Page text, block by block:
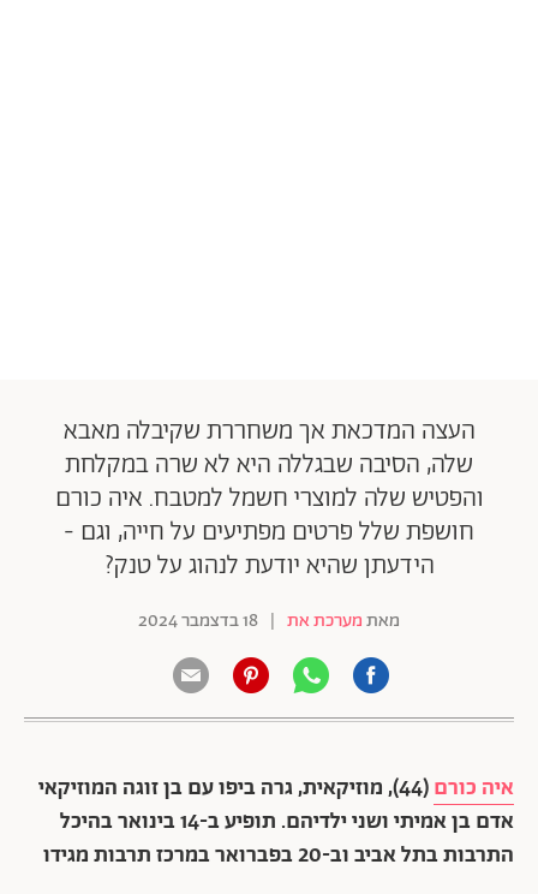
העצה המדכאת אך משחררת שקיבלה מאבא
שלה, הסיבה שבגללה היא לא שרה במקלחת
והפטיש שלה למוצרי חשמל למטבח. איה כורם
חושפת שלל פרטים מפתיעים על חייה, וגם -
הידעתן שהיא יודעת לנהוג על טנק?
מאתמערכת את | 18 בדצמבר 2024
איה כורם
(44), מוזיקאית, גרה ביפו עם בן זוגה המוזיקאי
אדם בן אמיתי ושני ילדיהם. תופיע ב-14 בינואר בהיכל
התרבות בתל אביב וב-20 בפברואר במרכז תרבות מגידו